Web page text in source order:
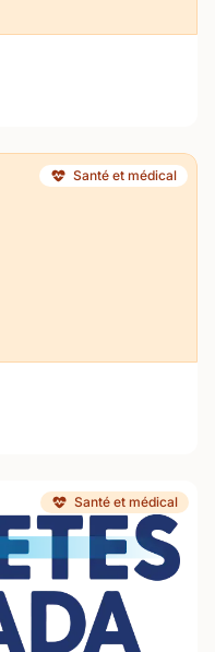
Santé et médical
Santé et médical